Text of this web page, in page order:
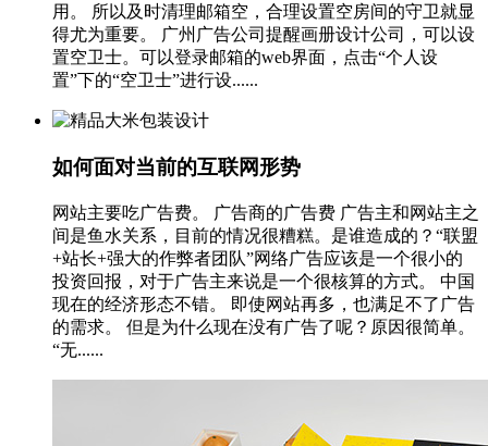
用。 所以及时清理邮箱空，合理设置空房间的守卫就显
得尤为重要。 广州广告公司提醒画册设计公司，可以设
置空卫士。可以登录邮箱的web界面，点击“个人设
置”下的“空卫士”进行设......
如何面对当前的互联网形势
网站主要吃广告费。 广告商的广告费 广告主和网站主之
间是鱼水关系，目前的情况很糟糕。是谁造成的？“联盟
+站长+强大的作弊者团队”网络广告应该是一个很小的
投资回报，对于广告主来说是一个很核算的方式。 中国
现在的经济形态不错。 即使网站再多，也满足不了广告
的需求。 但是为什么现在没有广告了呢？原因很简单。
“无......